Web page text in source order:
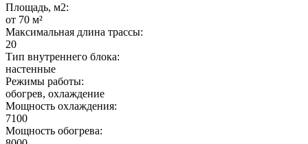
Площадь, м2:
от 70 м²
Максимальная длина трассы:
20
Тип внутреннего блока:
настенные
Режимы работы:
обогрев, охлаждение
Мощность охлаждения:
7100
Мощность обогрева: